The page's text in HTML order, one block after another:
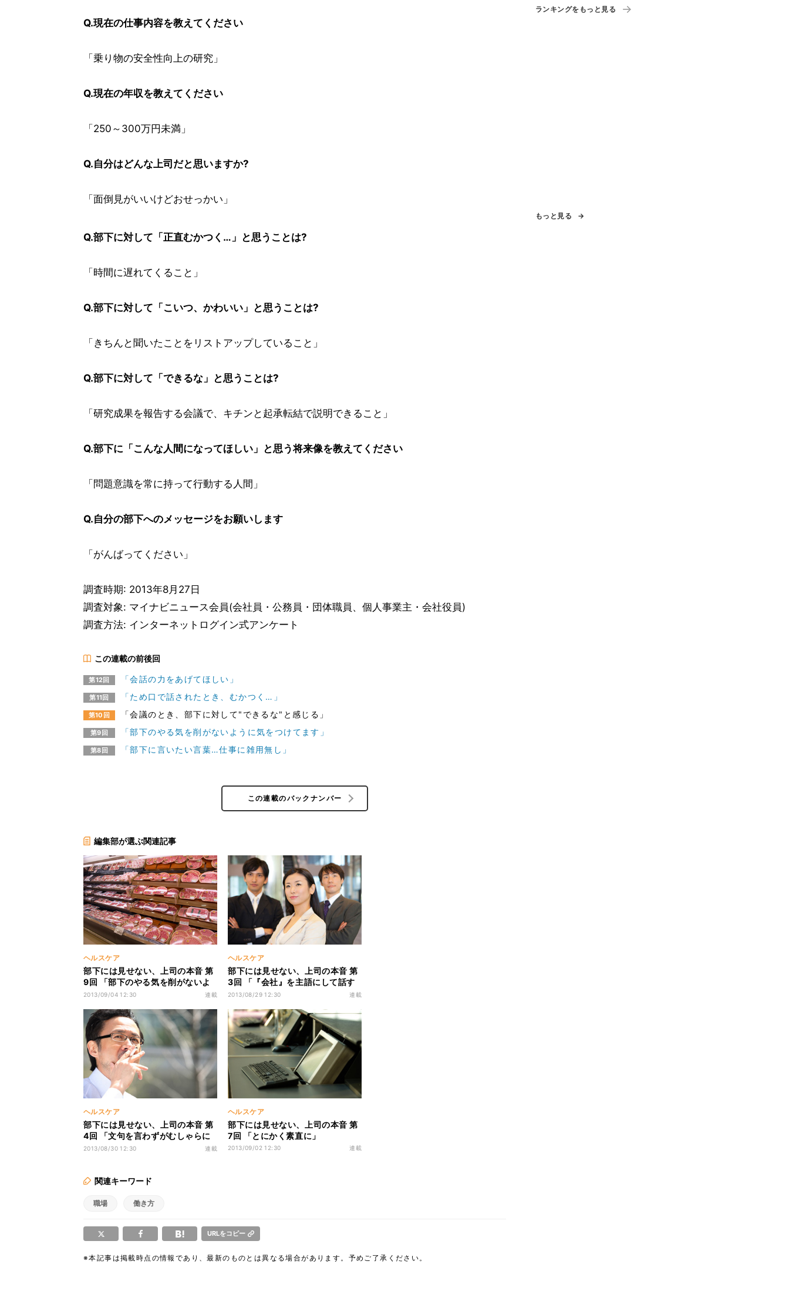
Q.現在の仕事内容を教えてください
「乗り物の安全性向上の研究」
Q.現在の年収を教えてください
「250～300万円未満」
Q.自分はどんな上司だと思いますか?
「面倒見がいいけどおせっかい」
Q.部下に対して「正直むかつく…」と思うことは?
「時間に遅れてくること」
Q.部下に対して「こいつ、かわいい」と思うことは?
「きちんと聞いたことをリストアップしていること」
Q.部下に対して「できるな」と思うことは?
「研究成果を報告する会議で、キチンと起承転結で説明できること」
Q.部下に「こんな人間になってほしい」と思う将来像を教えてください
「問題意識を常に持って行動する人間」
Q.自分の部下へのメッセージをお願いします
「がんばってください」
調査時期: 2013年8月27日
調査対象: マイナビニュース会員(会社員・公務員・団体職員、個人事業主・会社役員)
調査方法: インターネットログイン式アンケート
この連載の前後回
第12回 「会話の力をあげてほしい」
第11回 「ため口で話されたとき、むかつく…」
第10回 「会議のとき、部下に対して"できるな"と感じる」
第9回 「部下のやる気を削がないように気をつけてます」
第8回 「部下に言いたい言葉…仕事に雑用無し」
この連載のバックナンバー
編集部が選ぶ関連記事
ヘルスケア
部下には見せない、上司の本音 第
9回 「部下のやる気を削がないよ
うに気をつけてます」
2013/09/04 12:30 連載
ヘルスケア
部下には見せない、上司の本音 第
3回 「『会社』を主語にして話す
人にはならないで」
2013/08/29 12:30 連載
ヘルスケア
部下には見せない、上司の本音 第
4回 「文句を言わずがむしゃらに
頑張れ」
2013/08/30 12:30 連載
ヘルスケア
部下には見せない、上司の本音 第
7回 「とにかく素直に」
2013/09/02 12:30 連載
関連キーワード
職場 働き方
URLをコピー
※本記事は掲載時点の情報であり、最新のものとは異なる場合があります。予めご了承ください。
ランキングをもっと見る
もっと見る